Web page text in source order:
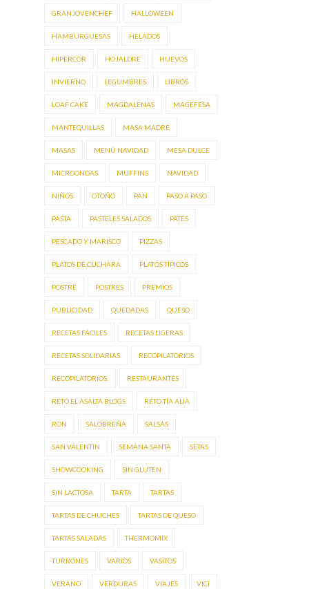
GRANJOVENCHEF HALLOWEEN
HAMBURGUESAS HELADOS
HIPERCOR HOJALDRE HUEVOS
INVIERNO LEGUMBRES LIBROS
LOAF CAKE MAGDALENAS MAGEFESA
MANTEQUILLAS MASA MADRE
MASAS MENÚ NAVIDAD MESA DULCE
MICROONDAS MUFFINS NAVIDAD
NIÑOS OTOÑO PAN PASO A PASO
PASTA PASTELES SALADOS PATÉS
PESCADO Y MARISCO PIZZAS
PLATOS DE CUCHARA PLATOS TÍPICOS
POSTRE POSTRES PREMIOS
PUBLICIDAD QUEDADAS QUESO
RECETAS FÁCILES RECETAS LIGERAS
RECETAS SOLIDARIAS RECOPILATORIOS
RECOPILATORIOS. RESTAURANTES
RETO EL ASALTA BLOGS RETO TÍA ALIA
RON SALOBREÑA SALSAS
SAN VALENTÍN SEMANA SANTA SETAS
SHOWCOOKING SIN GLUTEN
SIN LACTOSA TARTA TARTAS
TARTAS DE CHUCHES TARTAS DE QUESO
TARTAS SALADAS THERMOMIX
TURRONES VARIOS VASITOS
VERANO VERDURAS VIAJES VICI